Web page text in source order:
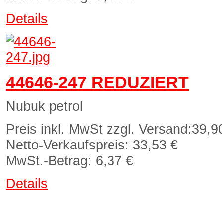
Details
44646-247 REDUZIERT
Nubuk petrol
Preis inkl. MwSt zzgl. Versand:
Netto-Verkaufspreis: 33,53 €
MwSt.-Betrag: 6,37 €
Details